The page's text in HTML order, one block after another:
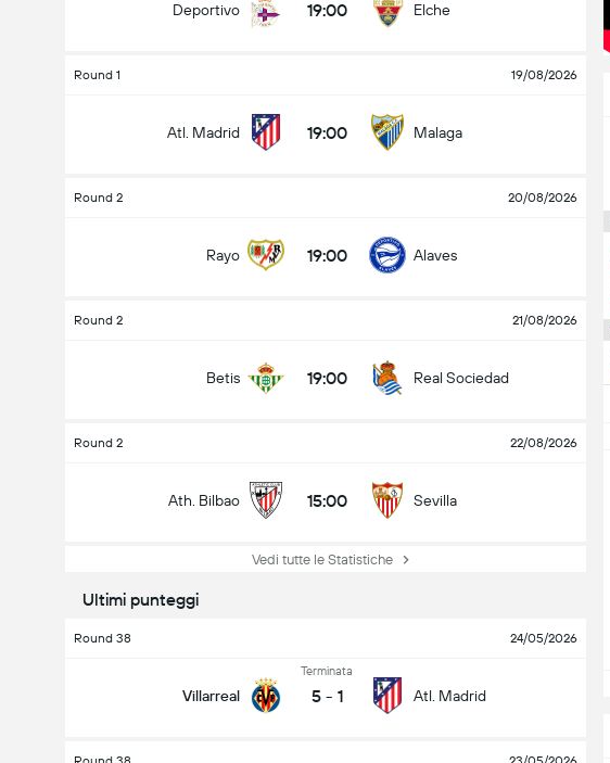
Deportivo 19:00 Elche
Round 1 19/08/2026
Atl. Madrid 19:00 Malaga
Round 2 20/08/2026
Rayo 19:00 Alaves
Round 2 21/08/2026
Betis 19:00 Real Sociedad
Round 2 22/08/2026
Ath. Bilbao 15:00 Sevilla
Vedi tutte le Statistiche
Ultimi punteggi
Round 38 24/05/2026
Villarreal
Terminata
5 - 1 Atl. Madrid